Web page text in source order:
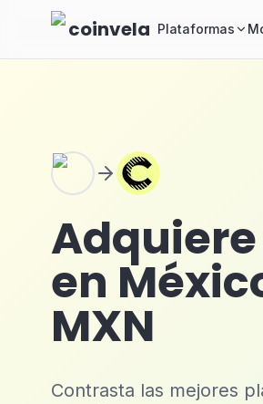
Skip to main content
coinvela Plataformas
en
MXN
Contrasta las mejores